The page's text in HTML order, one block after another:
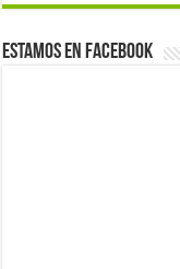
Estamos en Facebook